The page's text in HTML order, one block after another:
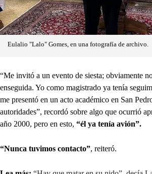
Eulalio "Lalo" Gomes, en una fotografía de archivo.
“Me invitó a un evento de siesta; obviamente
enseguida. Yo como magistrado ya tenía
me presentó en un acto académico en San
autoridades”, recordó sobre algo que ocurrió
año 2000, pero en esto, “él ya tenía avión”.
“Nunca tuvimos contacto”, reiteró.